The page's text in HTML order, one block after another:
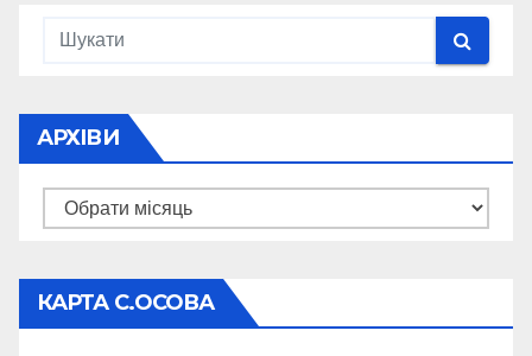
АРХІВИ
Архіви
КАРТА С.ОСОВА